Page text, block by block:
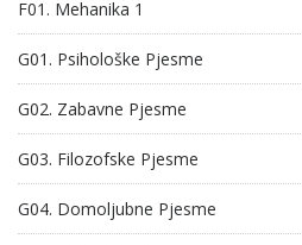
F01. Mehanika 1
G01. Psihološke Pjesme
G02. Zabavne Pjesme
G03. Filozofske Pjesme
G04. Domoljubne Pjesme